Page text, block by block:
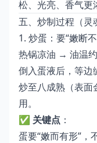
松、光亮、香气更
五、炒制过程（灵
1. 炒蛋：要“嫩断
热锅凉油 → 油温约
倒入蛋液后，等边
炒至八成熟（表面
用。
✅ 关键点 ：
蛋要“嫩而有形”，